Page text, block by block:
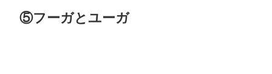
⑤フーガとユーガ